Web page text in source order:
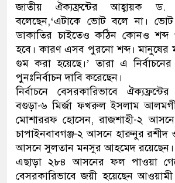
অবৈধ বিদেশি
জড়িত কিশোর গ্যাংয়ের
ডাকাতির
থানা পুলিশ
জাতীয় ঐক্যফ্রন্টের আহ্বায়ক
বলেছেন,‘এটাকে ভোট বলে না।
ডাকাতির চাইতেও কঠিন কোনও
হবে। কারণ এসব পুরনো শব্দ।
গুম করা হয়েছে।’ তারা এ
পুনঃনির্বাচন দাবি করেছেন।
নির্বাচনে বেসরকারিভাবে
বগুড়া-৬ মির্জা ফখরুল ইসলাম
মোশাররফ হোসেন, রাজশাহী-২
চাপাইনবাবগঞ্জ-২ আসনে হারুনুর রশীদ
আসনে সুলতান মনসুর আহমেদ রয়েছেন।
এছাড়া ২৮৪ আসনের ফল পাওয়া
বেসরকারিভাবে জয়ী হয়েছেন